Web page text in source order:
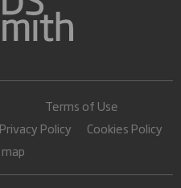
Terms of Use
Privacy Policy
Cookies Policy